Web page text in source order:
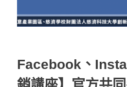
Facebook、